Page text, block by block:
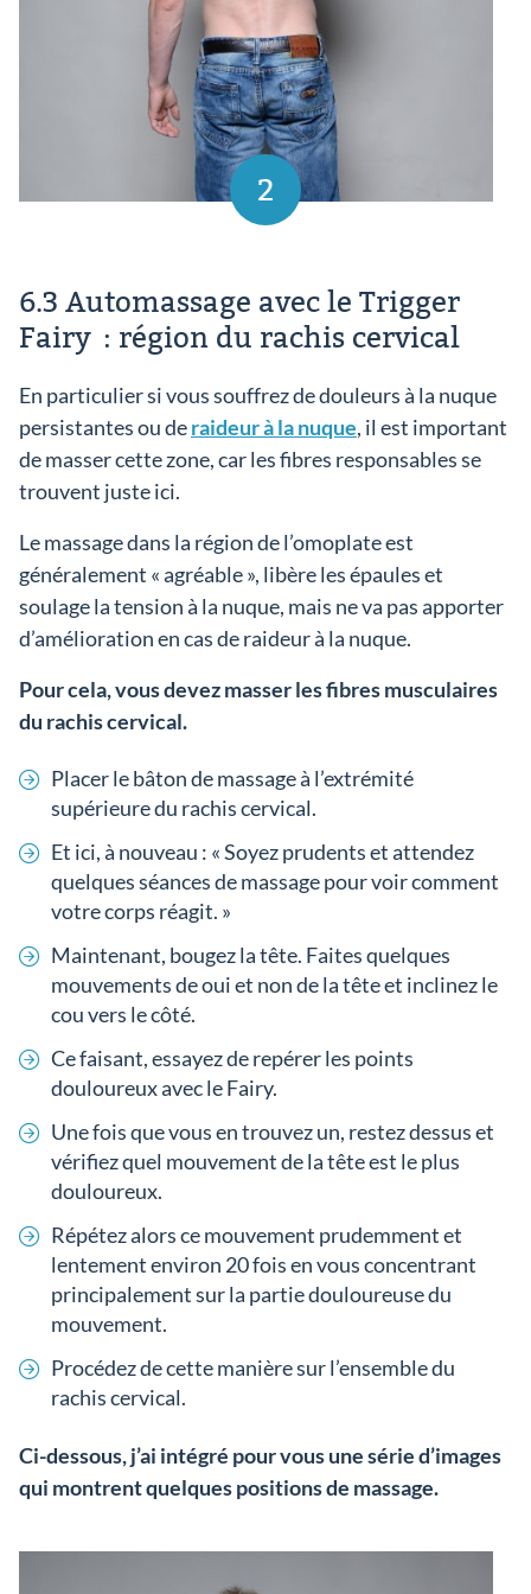
2
6.3 Automassage avec le Trigger
Fairy : région du rachis cervical
En particulier si vous souffrez de douleurs à la nuque
persistantes ou deraideur à la nuque, il est important
de masser cette zone, car les fibres responsables se
trouvent juste ici.
Le massage dans la région de l’omoplate est
généralement « agréable », libère les épaules et
soulage la tension à la nuque, mais ne va pas apporter
d’amélioration en cas de raideur à la nuque.
Pour cela, vous devez masser les fibres musculaires
du rachis cervical.
Placer le bâton de massage à l’extrémité
supérieure du rachis cervical.
Et ici, à nouveau : « Soyez prudents et attendez
quelques séances de massage pour voir comment
votre corps réagit. »
Maintenant, bougez la tête. Faites quelques
mouvements de oui et non de la tête et inclinez le
cou vers le côté.
Ce faisant, essayez de repérer les points
douloureux avec le Fairy.
Une fois que vous en trouvez un, restez dessus et
vérifiez quel mouvement de la tête est le plus
douloureux.
Répétez alors ce mouvement prudemment et
lentement environ 20 fois en vous concentrant
principalement sur la partie douloureuse du
mouvement.
Procédez de cette manière sur l’ensemble du
rachis cervical.
Ci-dessous, j’ai intégré pour vous une série d’images
qui montrent quelques positions de massage.